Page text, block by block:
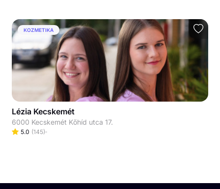
KOZMETIKA
Lézia Kecskemét
6000 Kecskemét Kőhíd utca 17.
5.0 (145)